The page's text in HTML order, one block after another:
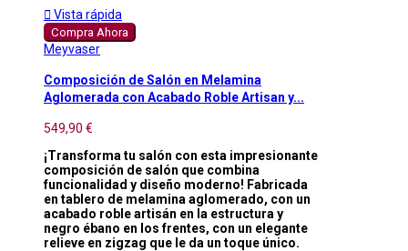
 Vista rápida
Compra Ahora
Meyvaser
Composición de Salón en Melamina
Aglomerada con Acabado Roble Artisan y...
549,90 €
¡Transforma tu salón con esta impresionante
composición de salón que combina
funcionalidad y diseño moderno! Fabricada
en tablero de melamina aglomerado, con un
acabado roble artisán en la estructura y
negro ébano en los frentes, con un elegante
relieve en zigzag que le da un toque único.